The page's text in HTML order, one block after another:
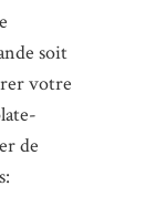
soit
votre
de